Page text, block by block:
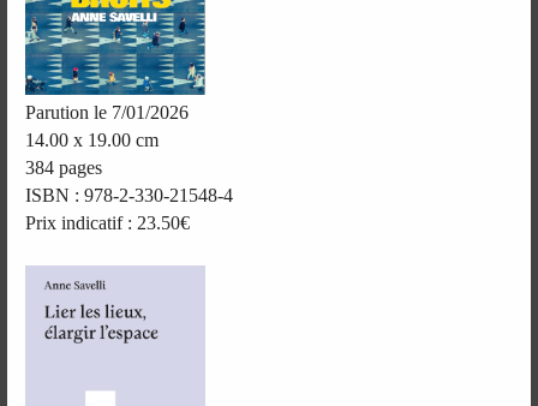
Parution le 7/01/2026
14.00 x 19.00 cm
384 pages
ISBN : 978-2-330-21548-4
Prix indicatif : 23.50€